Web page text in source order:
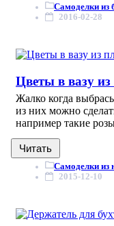
Самоделки из
2016-02-28
Цветы в вазу
Жалко когда
из них можно
например такие
Читать
Самоделки из
2015-12-10